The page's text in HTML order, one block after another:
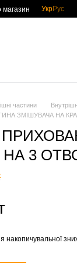
магазин УкрРус
частини
ЗМІШУВАЧА НА
3
накопичувальної